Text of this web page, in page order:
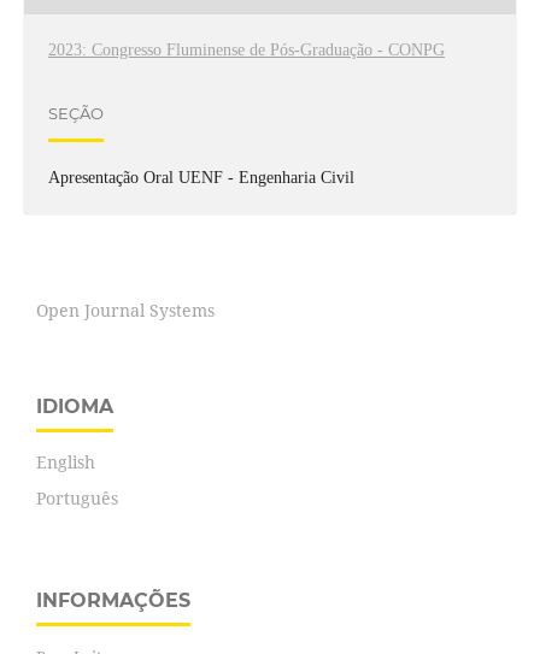
2023: Congresso Fluminense de Pós-Graduação - CONPG
SEÇÃO
Apresentação Oral UENF - Engenharia Civil
Open Journal Systems
IDIOMA
English
Português
INFORMAÇÕES